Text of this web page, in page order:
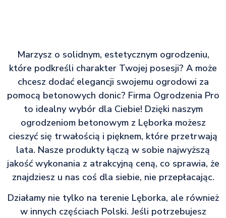
Marzysz o solidnym, estetycznym ogrodzeniu,
które podkreśli charakter Twojej posesji? A może
chcesz dodać elegancji swojemu ogrodowi za
pomocą betonowych donic? Firma Ogrodzenia Pro
to idealny wybór dla Ciebie! Dzięki naszym
ogrodzeniom betonowym z Lęborka możesz
cieszyć się trwałością i pięknem, które przetrwają
lata. Nasze produkty łączą w sobie najwyższą
jakość wykonania z atrakcyjną ceną, co sprawia, że
znajdziesz u nas coś dla siebie, nie przepłacając.
Działamy nie tylko na terenie Lęborka, ale również
w innych częściach Polski. Jeśli potrzebujesz